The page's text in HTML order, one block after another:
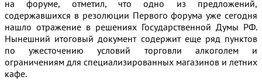
на форуме, отметил, что одно из предложений,
содержавшихся в резолюции Первого форума уже сегодня
нашло отражение в решениях Государственной Думы РФ.
Нынешний итоговый документ содержит еще ряд пунктов
по ужесточению условий торговли алкоголем и
ограничениям для специализированных магазинов и летних
кафе.